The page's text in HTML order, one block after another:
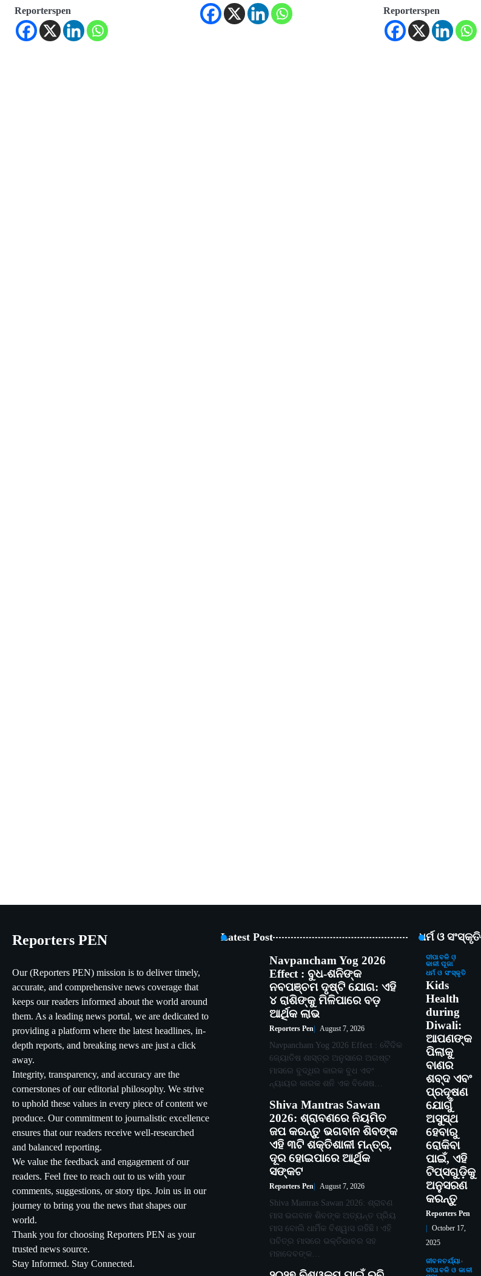
Reporterspen Reporterspen
Reporters PEN
Our (Reporters PEN) mission is to deliver timely,
accurate, and comprehensive news coverage that
keeps our readers informed about the world around
them. As a leading news portal, we are dedicated to
providing a platform where the latest headlines, in-
depth reports, and breaking news are just a click
away.
Integrity, transparency, and accuracy are the
cornerstones of our editorial philosophy. We strive
to uphold these values in every piece of content we
produce. Our commitment to journalistic excellence
ensures that our readers receive well-researched
and balanced reporting.
We value the feedback and engagement of our
readers. Feel free to reach out to us with your
comments, suggestions, or story tips. Join us in our
journey to bring you the news that shapes our
world.
Thank you for choosing Reporters PEN as your
trusted news source.
Stay Informed. Stay Connected.
Latest Post
Navpancham Yog 2026
Effect : ବୁଧ-ଶନିଙ୍କ
ନବପଞ୍ଚମ ଦୃଷ୍ଟି ଯୋଗ: ଏହି
୪ ରାଶିଙ୍କୁ ମିଳିପାରେ ବଡ଼
ଆର୍ଥିକ ଲାଭ
Reporters Pen August 7, 2026
Navpancham Yog 2026 Effect : ବୈଦିକ
ଜ୍ୟୋତିଷ ଶାସ୍ତ୍ର ଅନୁସାରେ ଅଗଷ୍ଟ
ମାସରେ ବୁଦ୍ଧିର କାରକ ବୁଧ ଏବଂ
ନ୍ୟାୟର କାରକ ଶନି ଏକ ବିଶେଷ…
Shiva Mantras Sawan
2026: ଶ୍ରାବଣରେ ନିୟମିତ
ଜପ କରନ୍ତୁ ଭଗବାନ ଶିବଙ୍କ
ଏହି ୩ଟି ଶକ୍ତିଶାଳୀ ମନ୍ତ୍ର,
ଦୂର ହୋଇପାରେ ଆର୍ଥିକ
ସଙ୍କଟ
Reporters Pen August 7, 2026
Shiva Mantras Sawan 2026: ଶ୍ରାବଣ
ମାସ ଭଗବାନ ଶିବଙ୍କ ଅତ୍ୟନ୍ତ ପ୍ରିୟ
ମାସ ବୋଲି ଧାର୍ମିକ ବିଶ୍ୱାସ ରହିଛି। ଏହି
ପବିତ୍ର ମାସରେ ଭକ୍ତିଭାବର ସହ
ମହାଦେବଙ୍କ…
ଧର୍ମ ଓ ସଂସ୍କୃତି
ଦୀପାବଳି ଓ
କାଳୀ ପୂଜା
ଧର୍ମ ଓ ସଂସ୍କୃତି
Kids
Health
during
Diwali:
ଆପଣଙ୍କ
ପିଲାକୁ
ବାଣର
ଶବ୍ଦ ଏବଂ
ପ୍ରଦୂଷଣ
ଯୋଗୁଁ
ଅସୁସ୍ଥ
ହେବାରୁ
ରୋକିବା
ପାଇଁ, ଏହି
ଟିପ୍ସଗୁଡ଼ିକୁ
ଅନୁସରଣ
କରନ୍ତୁ
Reporters Pen
October 17,
2025
ଜୀବନଚର୍ଯ୍ୟା
ଦୀପାବଳି ଓ କାଳୀ